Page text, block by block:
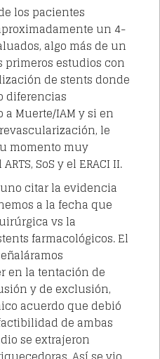
los pacientes
un 4-
algo más de un
primeros estudios con
de stents donde
diferencias
Muerte/IAM y si en
le
momento muy
SoS y el ERACI II.
citar la evidencia
a la fecha que
vs la
farmacológicos. El
en la tentación de
y de exclusión,
acuerdo que debió
de ambas
se extrajeron